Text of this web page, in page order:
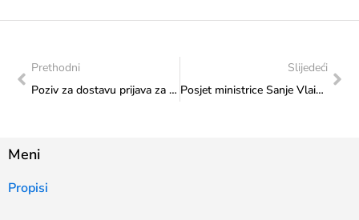
Prethodni
Poziv za dostavu prijava za dodjelu nagrade za međukulturno dostignuće Federalnog ministarstva vanjskih i europskih poslova Republike Austrije
Slijedeći
Posjet ministrice Sanje Vlaisavljević Javnom poduzeću Filmski Centar Sarajevo
Meni
Propisi